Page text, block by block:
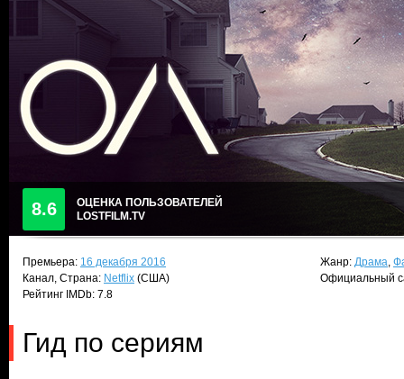
8.6
ОЦЕНКА ПОЛЬЗОВАТЕЛЕЙ
LOSTFILM.TV
Премьера: 16 декабря 2016
Канал, Страна: Netflix (США)
Рейтинг IMDb: 7.8
Жанр: Драма,
Официальный
Гид по сериям